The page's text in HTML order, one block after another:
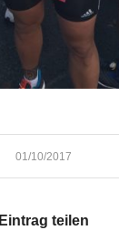
01/10/2017
Eintrag teilen